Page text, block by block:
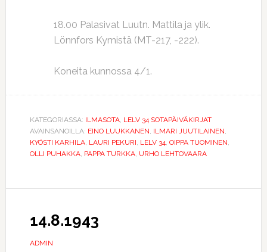
18.00 Palasivat Luutn. Mattila ja ylik.
Lönnfors Kymistä (MT-217, -222).
Koneita kunnossa 4/1.
KATEGORIASSA: ILMASOTA, LELV 34 SOTAPÄIVÄKIRJAT
AVAINSANOILLA: EINO LUUKKANEN, ILMARI JUUTILAINEN,
KYÖSTI KARHILA, LAURI PEKURI, LELV 34, OIPPA TUOMINEN,
OLLI PUHAKKA, PAPPA TURKKA, URHO LEHTOVAARA
14.8.1943
ADMIN